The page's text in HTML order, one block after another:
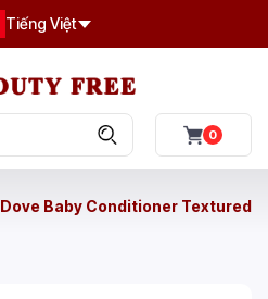
Tiếng Việt
0
Dove Baby Conditioner Textured